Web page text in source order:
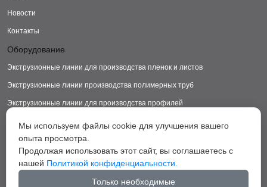
Новости
Контакты
Оборудование
Экструзионные линии для производства пленок и листов
Экструзионные линии производства полимерных труб
Экструзионные линии для производства профилей
Экструзионные линии для производства изделий из ДПК
Экструзионные линии для производства пластиковых ковриков
Экструзионные линии для производства грануляторы
Вспомогательное оборудование
Мы используем файлы cookie для улучшения вашего
опыта просмотра.
Продолжая использовать этот сайт, вы соглашаетесь с
нашей Политикой конфиденциальности.
Только необходимые